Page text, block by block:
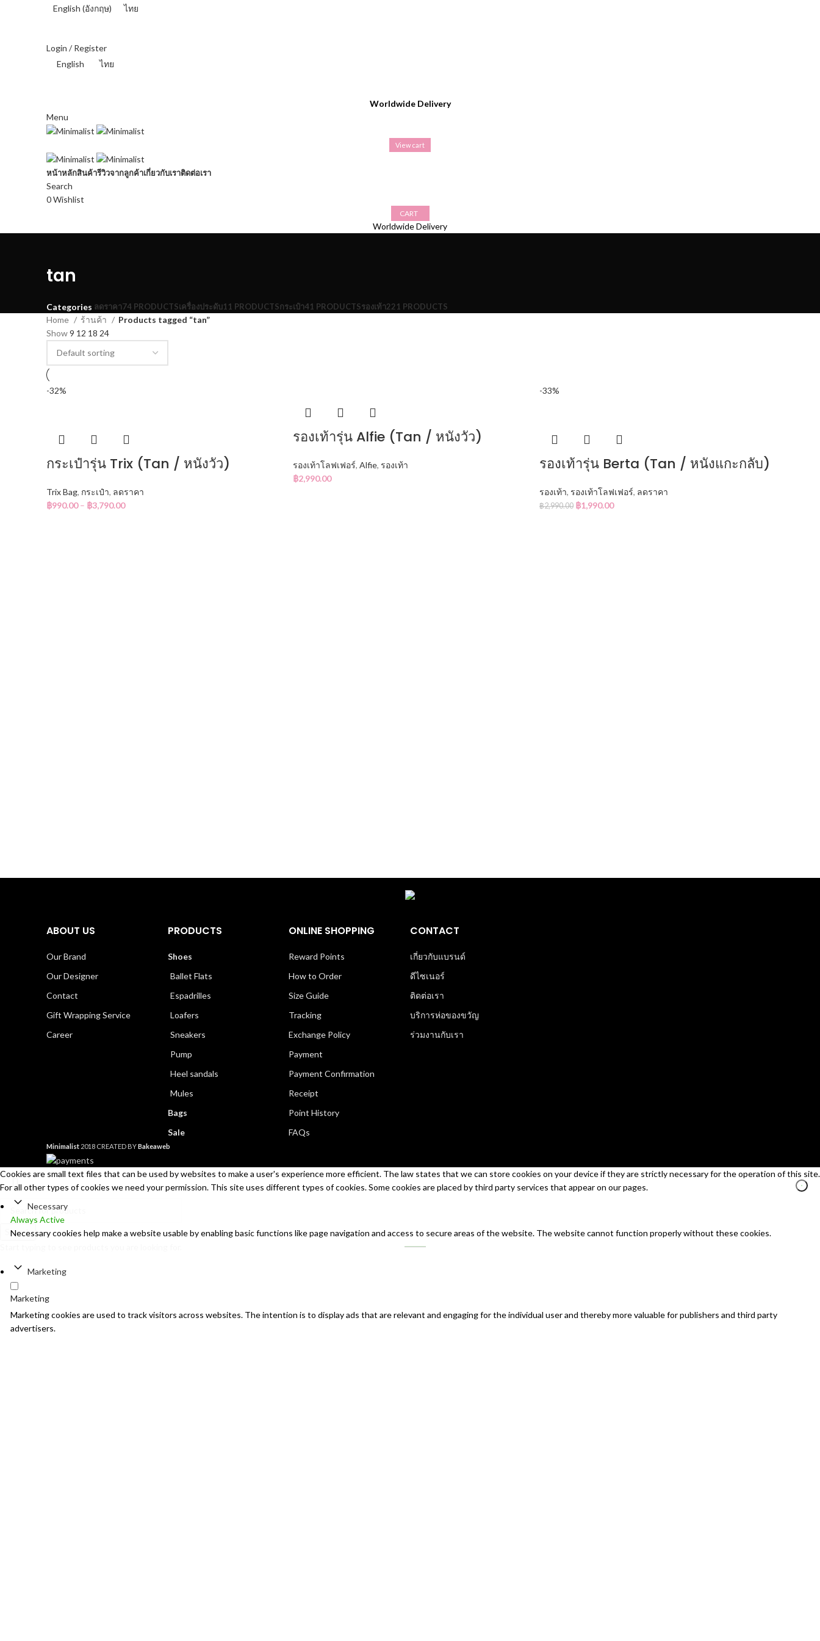
English (อังกฤษ) ไทย
Login / Register
English
ไทย
Worldwide Delivery
Menu
View cart
หน้าหลักสินค้ารีวิวจากลูกค้าเกี่ยวกับเราติดต่อเรา
Search
0Wishlist
CART
Worldwide Delivery
tan
Categories ลดราคา74 PRODUCTSเครื่องประดับ11 PRODUCTSกระเป๋า41 PRODUCTSรองเท้า221 PRODUCTS
Home ร้านค้า
Products tagged “tan”
Show9 12 18 24
-32%
กระเป๋ารุ่น Trix (Tan / หนังวัว)
Trix Bag, กระเป๋า, ลดราคา
฿990.00– ฿3,790.00
รองเท้ารุ่น Alfie (Tan / หนังวัว)
รองเท้าโลฟเฟอร์, Alfie, รองเท้า
฿2,990.00
-33%
รองเท้ารุ่น Berta (Tan / หนังแกะกลับ)
รองเท้า, รองเท้าโลฟเฟอร์, ลดราคา
฿2,990.00 ฿1,990.00
ABOUT US
Our Brand
Our Designer
Contact
Gift Wrapping Service
Career
PRODUCTS
Shoes
Ballet Flats
Espadrilles
Loafers
Sneakers
Pump
Heel sandals
Mules
Bags
Sale
ONLINE SHOPPING
Reward Points
How to Order
Size Guide
Tracking
Exchange Policy
Payment
Payment Confirmation
Receipt
Point History
FAQs
CONTACT
เกี่ยวกับแบรนด์
ดีไซเนอร์
ติดต่อเรา
บริการห่อของขวัญ
ร่วมงานกับเรา
Minimalist 2018 CREATED BYBakeaweb
Search
Cookies are small text files that can be used by websites to make a user's experience more efficient. The law states that we can store cookies on your device if they are strictly necessary for the operation of this site.
For all other types of cookies we need your permission. This site uses different types of cookies. Some cookies are placed by third party services that appear on our pages.
Necessary
Always Active
Necessary cookies help make a website usable by enabling basic functions like page navigation and access to secure areas of the website. The website cannot function properly without these cookies.
Marketing
Marketing
Marketing cookies are used to track visitors across websites. The intention is to display ads that are relevant and engaging for the individual user and thereby more valuable for publishers and third party
advertisers.